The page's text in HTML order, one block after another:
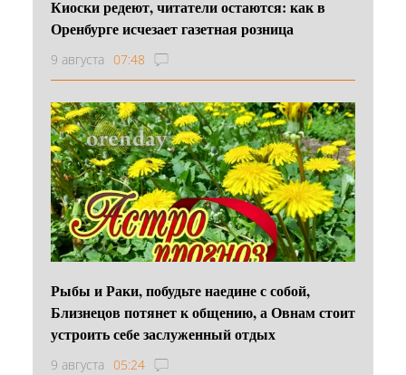
Киоски редеют, читатели остаются: как в
Оренбурге исчезает газетная розница
9 августа 07:48
Рыбы и Раки, побудьте наедине с собой,
Близнецов потянет к общению, а Овнам стоит
устроить себе заслуженный отдых
9 августа 05:24